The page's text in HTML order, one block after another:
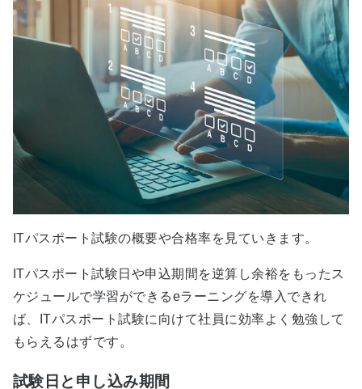
ITパスポート試験の概要や合格率を見ていきます。
ITパスポート試験日や申込期間を逆算し余裕をもったス
ケジュールで学習ができるeラーニングを導入できれ
ば、ITパスポート試験に向けて社員に効率よく勉強して
もらえるはずです。
試験日と申し込み期間